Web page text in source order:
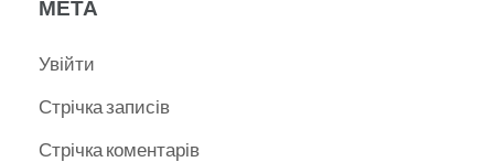
МЕТА
Увійти
Стрічка записів
Стрічка коментарів